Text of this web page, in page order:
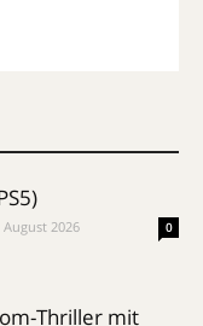
August 2026 0
Thriller mit